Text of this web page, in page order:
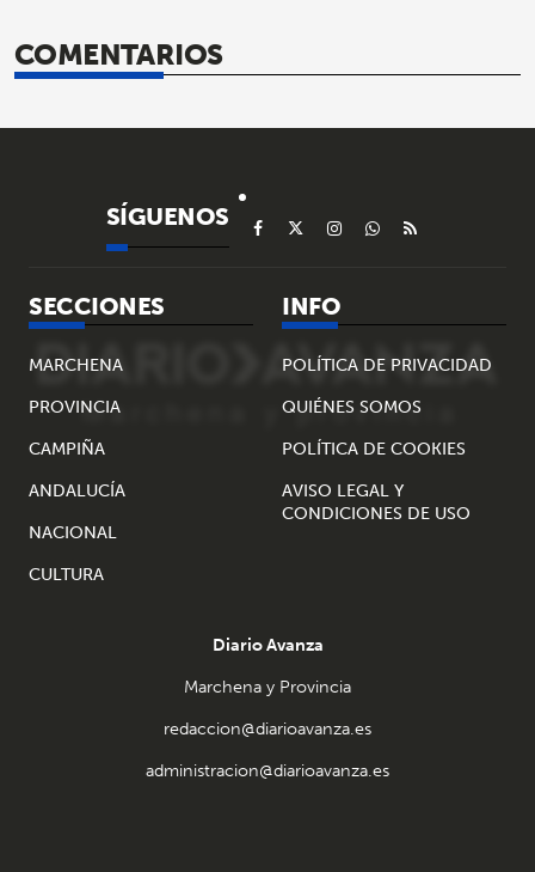
COMENTARIOS
SÍGUENOS
SECCIONES
MARCHENA
PROVINCIA
CAMPIÑA
ANDALUCÍA
NACIONAL
CULTURA
INFO
POLÍTICA DE PRIVACIDAD
QUIÉNES SOMOS
POLÍTICA DE COOKIES
AVISO LEGAL Y
CONDICIONES DE USO
Diario Avanza
Marchena y Provincia
redaccion@diarioavanza.es
administracion@diarioavanza.es